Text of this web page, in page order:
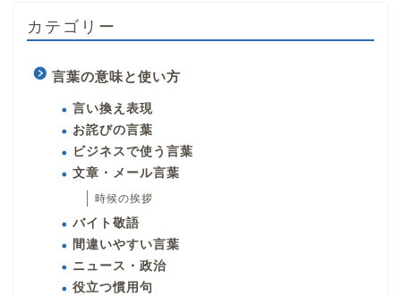
カテゴリー
言葉の意味と使い方
言い換え表現
お詫びの言葉
ビジネスで使う言葉
文章・メール言葉
時候の挨拶
バイト敬語
間違いやすい言葉
ニュース・政治
役立つ慣用句